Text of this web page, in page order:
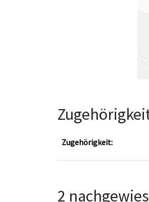
Zugehörigkeit:
2